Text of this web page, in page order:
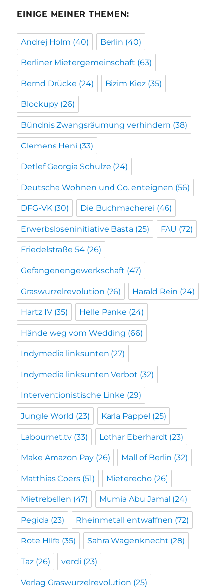
EINIGE MEINER THEMEN:
Andrej Holm (40) Berlin (40)
Berliner Mietergemeinschaft (63)
Bernd Drücke (24) Bizim Kiez (35)
Blockupy (26)
Bündnis Zwangsräumung verhindern (38)
Clemens Heni (33)
Detlef Georgia Schulze (24)
Deutsche Wohnen und Co. enteignen (56)
DFG-VK (30) Die Buchmacherei (46)
Erwerbsloseninitiative Basta (25) FAU (72)
Friedelstraße 54 (26)
Gefangenengewerkschaft (47)
Graswurzelrevolution (26) Harald Rein (24)
Hartz IV (35) Helle Panke (24)
Hände weg vom Wedding (66)
Indymedia linksunten (27)
Indymedia linksunten Verbot (32)
Interventionistische Linke (29)
Jungle World (23) Karla Pappel (25)
Labournet.tv (33) Lothar Eberhardt (23)
Make Amazon Pay (26) Mall of Berlin (32)
Matthias Coers (51) Mieterecho (26)
Mietrebellen (47) Mumia Abu Jamal (24)
Pegida (23) Rheinmetall entwaffnen (72)
Rote Hilfe (35) Sahra Wagenknecht (28)
Taz (26) verdi (23)
Verlag Graswurzelrevolution (25)